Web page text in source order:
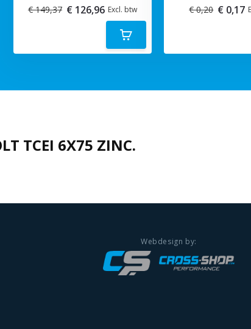
€ 149,37 € 126,96 Excl. btw
€ 0,20 € 0,17
TCEI 6X75 ZINC.